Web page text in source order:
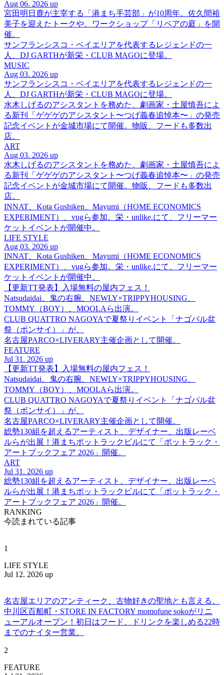
Aug 06. 2026 up
宮田明日鹿が主宰する「港まち手芸部」が10周年。佐久間裕
美子を迎えたトークや、ワークショップ「リペアの庭」を開
催。
サンフランシスコ・ベイエリアを代表するレジェンドの一
人、DJ GARTHが新栄・CLUB MAGOに登場。
MUSIC
Aug 03. 2026 up
サンフランシスコ・ベイエリアを代表するレジェンドの一
人、DJ GARTHが新栄・CLUB MAGOに登場。
水木しげるのアシスタントを務めた、劇画家・土屋慎吾によ
る新刊「ゲゲゲのアシスタント〜つげ義春追悼本〜」の発売
記念イベントが金城市場にて開催。物販、フードも多数出
店。
ART
Aug 03. 2026 up
水木しげるのアシスタントを務めた、劇画家・土屋慎吾によ
る新刊「ゲゲゲのアシスタント〜つげ義春追悼本〜」の発売
記念イベントが金城市場にて開催。物販、フードも多数出
店。
INNAT、Kota Gushiken、Mayumi（HOME ECONOMICS
EXPERIMENT）、vugら参加。栄・unlike.にて、フリーマー
ケットイベントが開催中。
LIFE STYLE
Aug 03. 2026 up
INNAT、Kota Gushiken、Mayumi（HOME ECONOMICS
EXPERIMENT）、vugら参加。栄・unlike.にて、フリーマー
ケットイベントが開催中。
【更新TT発表】入場無料の屋内フェス！
Natsudaidai、鬼の右腕、NEWLY×TRIPPYHOUSING、
TOMMY（BOY）、MOOLAら出演。
CLUB QUATTRO NAGOYAで夏祭りイベント「ナゴパル盆
祭（ボンサイ）」が、
名古屋PARCO×LIVERARY主催企画として開催。
FEATURE
Jul 31. 2026 up
【更新TT発表】入場無料の屋内フェス！
Natsudaidai、鬼の右腕、NEWLY×TRIPPYHOUSING、
TOMMY（BOY）、MOOLAら出演。
CLUB QUATTRO NAGOYAで夏祭りイベント「ナゴパル盆
祭（ボンサイ）」が、
名古屋PARCO×LIVERARY主催企画として開催。
総勢130組を超えるアーティスト、デザイナー、出版レーベ
ルらが出展！港まちポットラックビルにて「ポットラック・
アートブックフェア 2026」開催。
ART
Jul 31. 2026 up
総勢130組を超えるアーティスト、デザイナー、出版レーベ
ルらが出展！港まちポットラックビルにて「ポットラック・
アートブックフェア 2026」開催。
RANKING
今読まれている記事
1
LIFE STYLE
Jul 12. 2026 up
名古屋エリアのアンティーク、古物好きの聖地とも言える、
中川区百船町・STORE IN FACTORY momofune sokoがリニ
ューアルオープン！初日はフード、ドリンクを楽しめる22時
までのナイター営業。
2
FEATURE